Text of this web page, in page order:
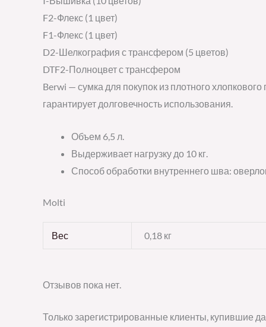
F2-Флекс (1 цвет)
F1-Флекс (1 цвет)
D2-Шелкография с трансфером (5 цветов)
DTF2-Полноцвет с трансфером
Berwi — сумка для покупок из плотного
гарантирует долговечность использования.
Объем 6,5 л.
Выдерживает нагрузку до 10 кг.
Способ обработки внутреннего шва:
Molti
Вес 0,18 кг
Отзывов пока нет.
Только зарегистрированные клиенты, купившие